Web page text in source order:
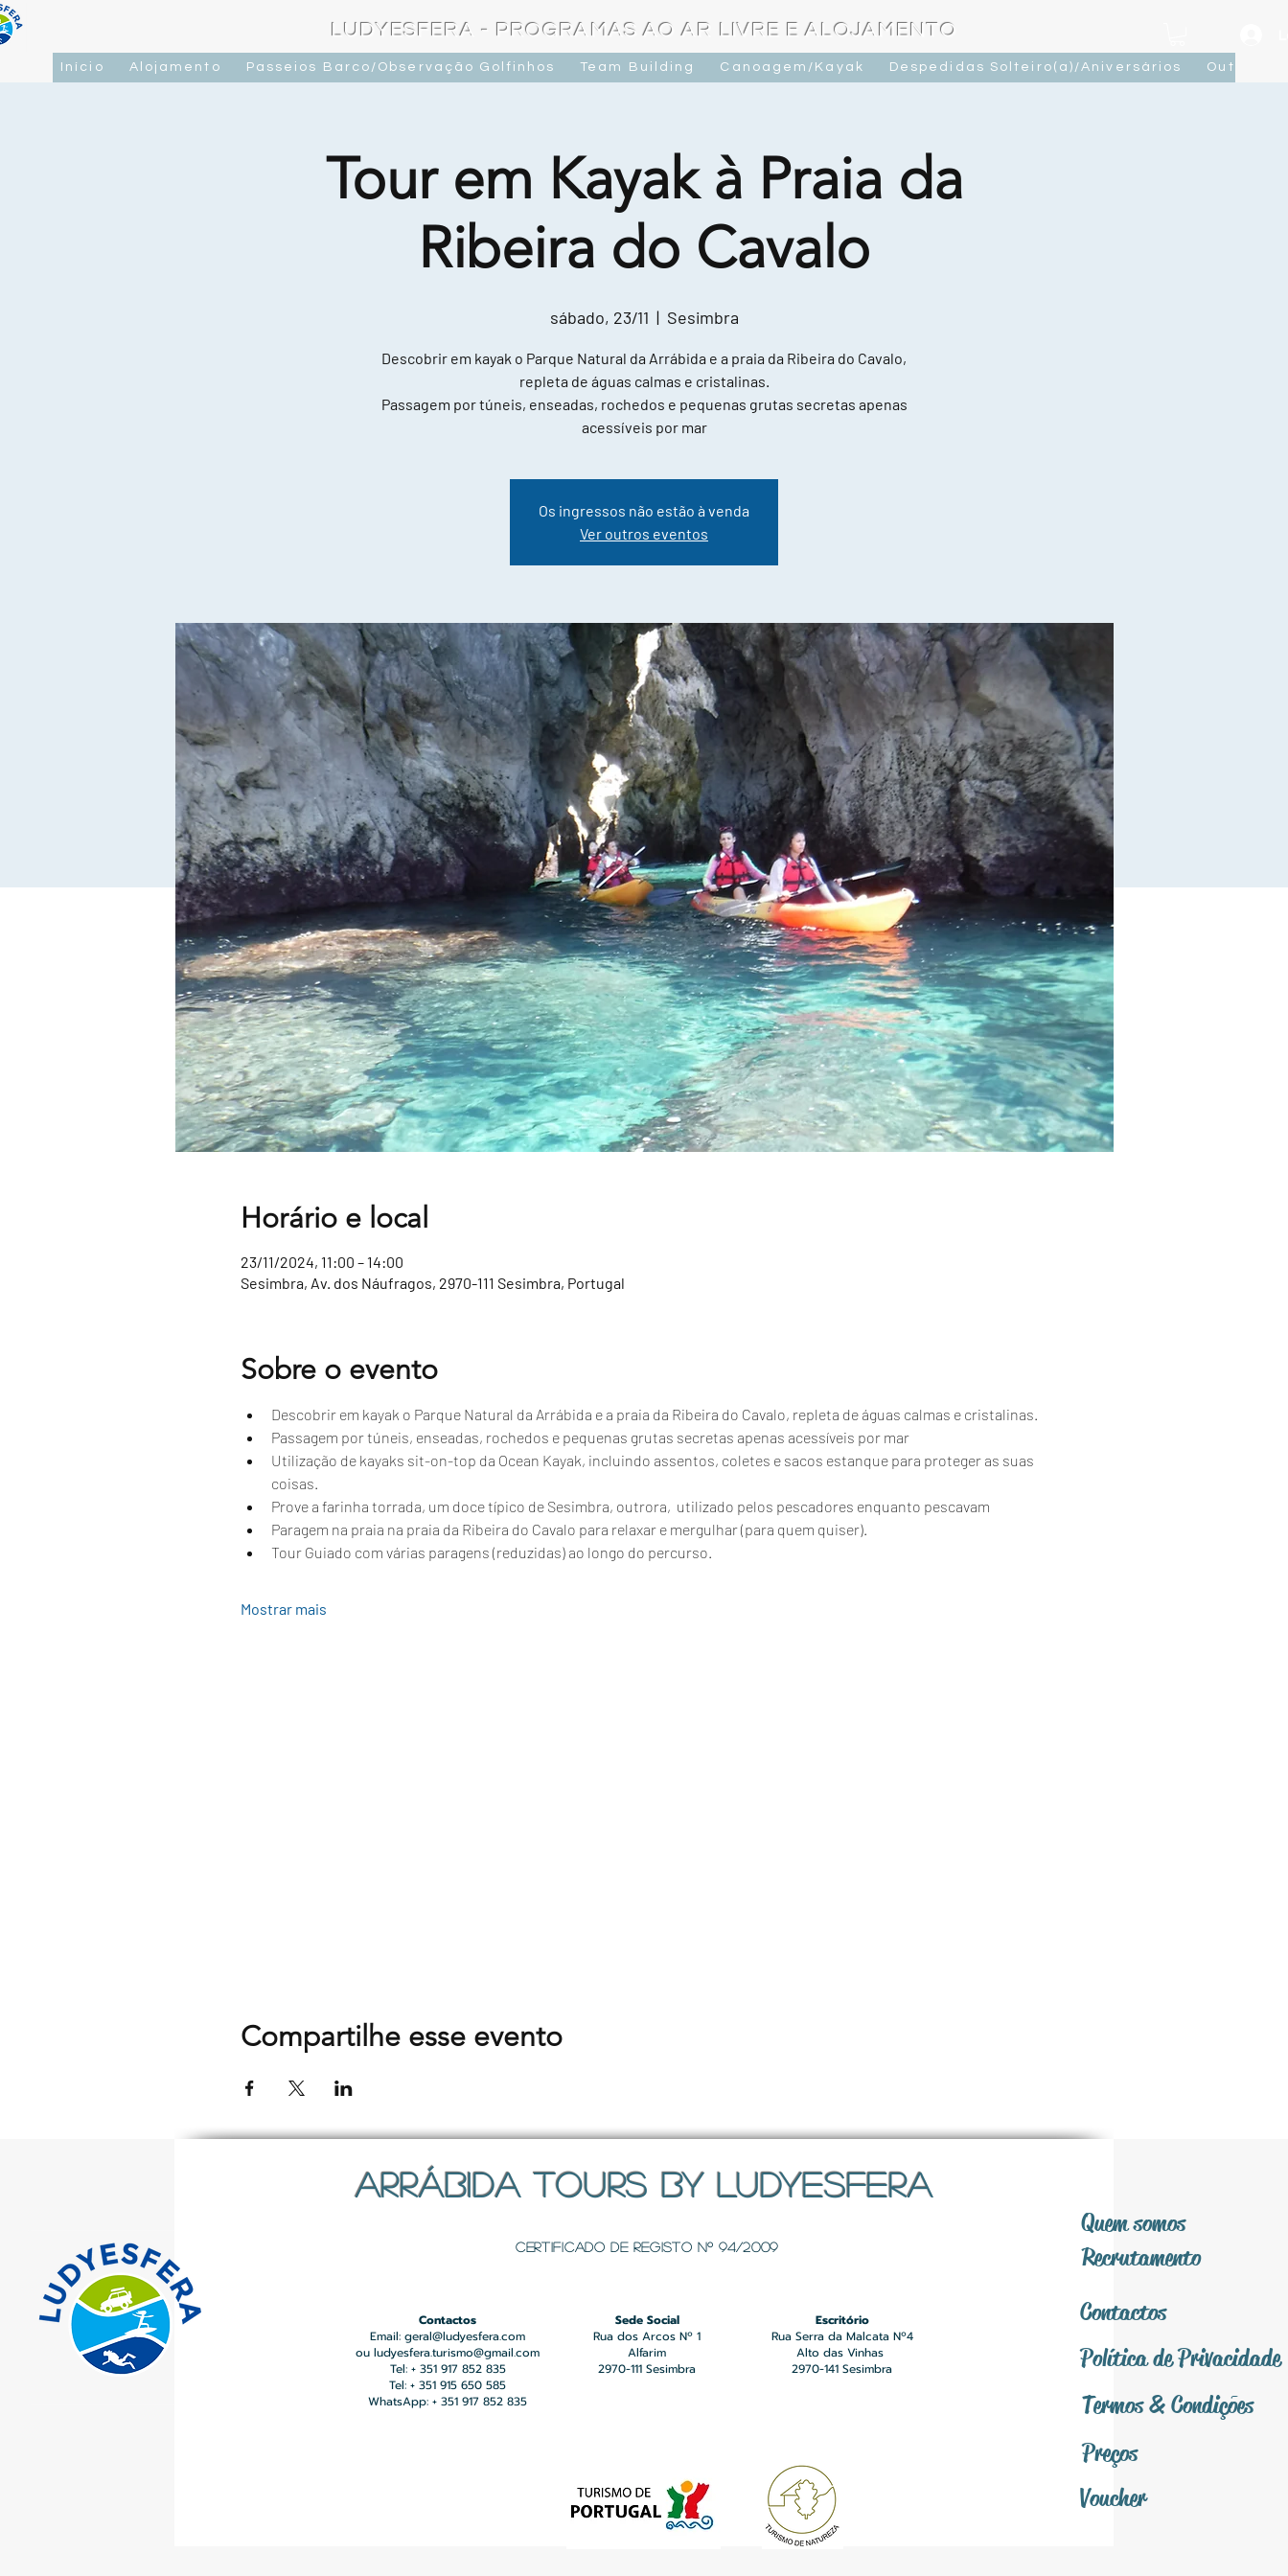
LUDYESFERA - PROGRAMAS AO AR LIVRE E ALOJAMENTO
Início Alojamento Passeios Barco/Observação Golfinhos Team Building Canoagem/Kayak Despedidas Solteiro(a)/Aniversários Outras
Tour em Kayak à Praia da
Ribeira do Cavalo
sábado, 23/11
  |
Sesimbra
Descobrir em kayak o Parque Natural da Arrábida e a praia da Ribeira do Cavalo,
repleta de águas calmas e cristalinas.
Passagem por túneis, enseadas, rochedos e pequenas grutas secretas apenas
acessíveis por mar
Os ingressos não estão à venda
Ver outros eventos
Horário e local
23/11/2024, 11:00 – 14:00
Sesimbra, Av. dos Náufragos, 2970-111 Sesimbra, Portugal
Sobre o evento
Descobrir em kayak o Parque Natural da Arrábida e a praia da Ribeira do Cavalo, repleta de águas calmas e cristalinas.
Passagem por túneis, enseadas, rochedos e pequenas grutas secretas apenas acessíveis por mar
Utilização de kayaks sit-on-top da Ocean Kayak, incluindo assentos, coletes e sacos estanque para proteger as suas
coisas.
Prove a farinha torrada, um doce típico de Sesimbra, outrora,  utilizado pelos pescadores enquanto pescavam
Paragem na praia na praia da Ribeira do Cavalo para relaxar e mergulhar (para quem quiser).
Tour Guiado com várias paragens (reduzidas) ao longo do percurso.
Mostrar mais
Compartilhe esse evento
ARRÁBIDA TOURS BY LUDYESFERA
Certificado de registo Nº 94/2009
Quem somos
Recrutamento
Contactos
Contactos
Email: geral@ludyesfera.com
ou ludyesfera.turismo@gmail.com
Tel: + 351 917 852 835
Tel: + 351 915 650 585
WhatsApp: + 351 917 852 835
Sede Social
Rua dos Arcos Nº 1
Alfarim
2970-111 Sesimbra
Escritório
Rua Serra da Malcata Nº4
Alto das Vinhas
2970-141 Sesimbra
Políticade Privacidade
Termos &Condições
Preços
Voucher